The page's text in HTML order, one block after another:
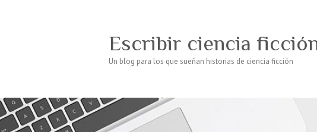
Escribir ciencia
Un blog para los que sueñan historias de ciencia ficción